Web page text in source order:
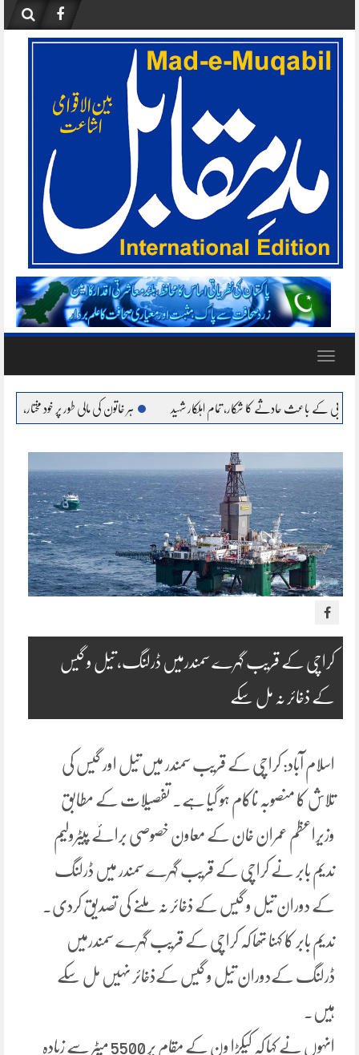
content
Toggle
کا شکار، تمام اہلکار شہید ہر خاتون کی مالی طور پر خود مختار، بااحتیار بنانا ہمارا عزم :
کراچی کے قریب گہرے سمندرمیں ڈرلنگ، تیل و گیس
کے ذخائر نہ مل سکے
اسلام آباد: کراچی کے قریب سمندر میں تیل اور گیس کی
تلاش کا منصوبہ ناکام ہو گیا ہے. تفصیلات کے مطابق
وزیراعظم عمران خان کے معاون خصوصی برائے پیٹرولیم
ندیم بابر نے کراچی کے قریب گہرے سمندر میں ڈرلنگ
کے دوران تیل و گیس کے ذخائر نہ ملنے کی تصدیق کردی۔
ندیم بابر کا کہنا تھا کہ کراچی کے قریب گہرے سمندرمیں
ڈرلنگ کےدوران تیل و گیس کےذخائر نہیں مل سکے
ہیں۔
انہوں نے کہا کہ کیکڑا ون کے مقام پر 5500 میٹر سے زیادہ